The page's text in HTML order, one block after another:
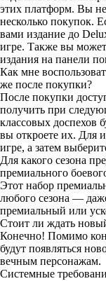
этих платформ. Вы
несколько покупок.
вами издание до
игре. Также вы
издания на панели
Как мне
же после покупки?
После покупки
получить при
классовых доспехов
вы откроете их. Для
игре, а затем
Для какого сезона
премиального
Этот набор
любого сезона —
премиальный или
Стоит ли ждать
Конечно! Помимо
будут появляться
вечным персонажам.
Системные